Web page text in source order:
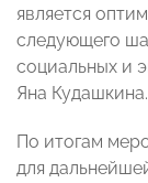
является
следующего
социальных и
Яна Кудашкина.
По итогам
для